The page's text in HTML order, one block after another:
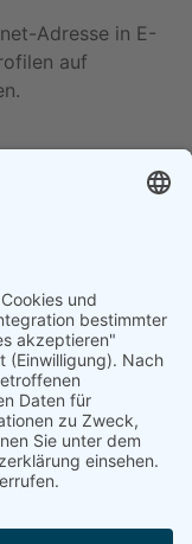
Adresse in E-
auf
•
Änderung
/ Impressum•